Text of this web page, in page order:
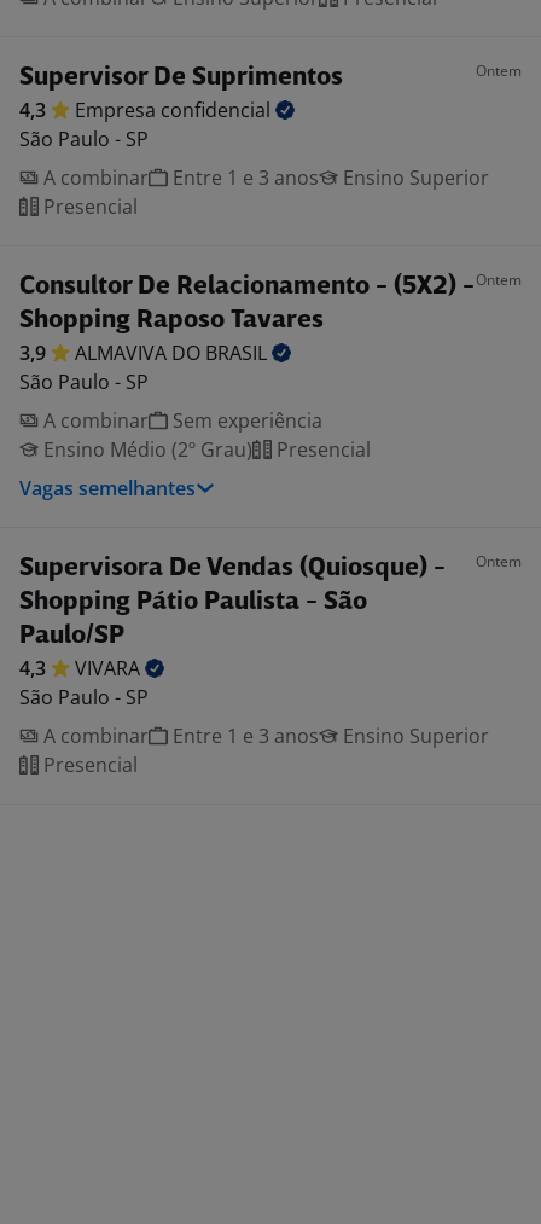
Supervisor De Suprimentos Ontem
4,3 Empresa confidencial
São Paulo - SP
A combinar
Entre 1 e 3 anos
Ensino Superior
Presencial
Consultor De Relacionamento - (5X2) -
Shopping Raposo Tavares
Ontem
3,9 ALMAVIVA DO BRASIL
São Paulo - SP
A combinar
Sem experiência
Ensino Médio (2º Grau)
Presencial
Vagas semelhantes
Supervisora De Vendas (Quiosque) -
Shopping Pátio Paulista - São
Paulo/SP
Ontem
4,3
VIVARA
São Paulo - SP
A combinar
Entre 1 e 3 anos
Ensino Superior
Presencial